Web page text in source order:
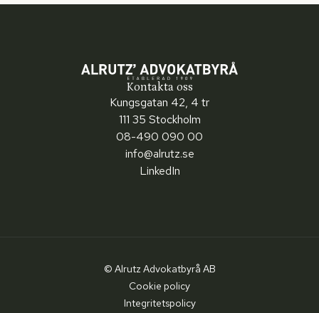
Kontakta oss
Kungsgatan 42, 4 tr
111 35 Stockholm
08-490 090 00
info@alrutz.se
LinkedIn
© Alrutz Advokatbyrå AB
Cookie policy
Integritetspolicy